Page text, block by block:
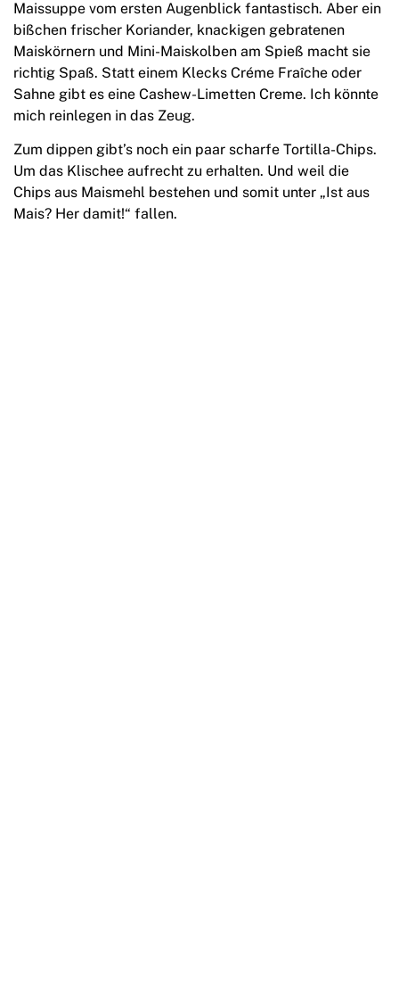
Maissuppe vom ersten Augenblick fantastisch. Aber ein
bißchen frischer Koriander, knackigen gebratenen
Maiskörnern und Mini-Maiskolben am Spieß macht sie
richtig Spaß. Statt einem Klecks Créme Fraîche oder
Sahne gibt es eine Cashew-Limetten Creme. Ich könnte
mich reinlegen in das Zeug.
Zum dippen gibt’s noch ein paar scharfe Tortilla-Chips.
Um das Klischee aufrecht zu erhalten. Und weil die
Chips aus Maismehl bestehen und somit unter „Ist aus
Mais? Her damit!“ fallen.